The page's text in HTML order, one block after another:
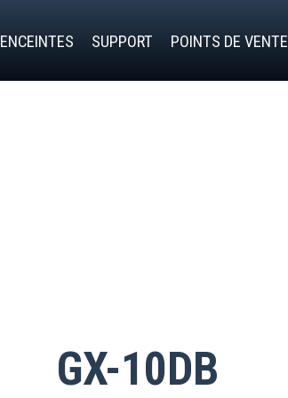
ENCEINTES SUPPORT POINTS DE VENTE
GX-10DB